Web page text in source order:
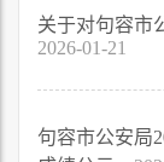
关于对句容市
2026-01-21
句容市公安局